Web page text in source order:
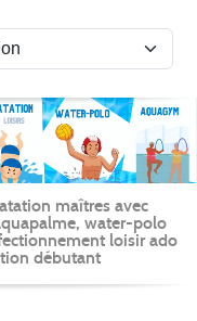
maîtres avec
water-polo
loisir ado
débutant